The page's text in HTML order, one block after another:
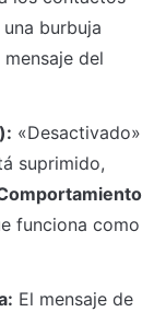
burbuja
del
«Desactivado»
suprimido,
funciona como
El mensaje de